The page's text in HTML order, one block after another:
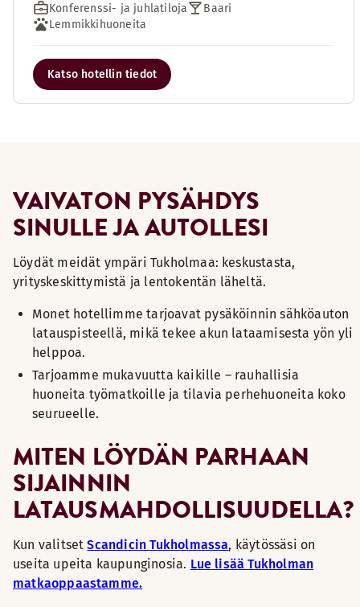
Konferenssi- ja juhlatiloja
Baari
Lemmikkihuoneita
Katso hotellin tiedot
VAIVATON PYSÄHDYS
SINULLE JA AUTOLLESI
Löydät meidät ympäri Tukholmaa: keskustasta,
yrityskeskittymistä ja lentokentän läheltä.
Monet hotellimme tarjoavat pysäköinnin sähköauton
latauspisteellä, mikä tekee akun lataamisesta yön yli
helppoa.
Tarjoamme mukavuutta kaikille – rauhallisia
huoneita työmatkoille ja tilavia perhehuoneita koko
seurueelle.
MITEN LÖYDÄN PARHAAN
SIJAINNIN
LATAUSMAHDOLLISUUDELLA?
Kun valitsetScandicin Tukholmassa, käytössäsi on
useita upeita kaupunginosia. Lue lisää Tukholman
matkaoppaastamme.